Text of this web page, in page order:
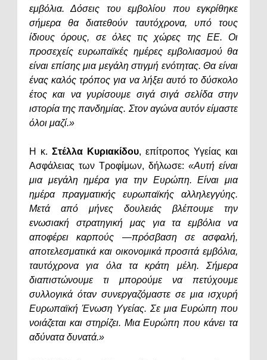
εμβόλια. Δόσεις του εμβολίου που εγκρίθηκε
σήμερα θα διατεθούν ταυτόχρονα, υπό τους
ίδιους όρους, σε όλες τις χώρες της ΕΕ. Οι
προσεχείς ευρωπαϊκές ημέρες εμβολιασμού θα
είναι επίσης μια μεγάλη στιγμή ενότητας. Θα είναι
ένας καλός τρόπος για να λήξει αυτό το δύσκολο
έτος και να γυρίσουμε σιγά σιγά σελίδα στην
ιστορία της πανδημίας. Στον αγώνα αυτόν είμαστε
όλοι μαζί.»
Η κ. Στέλλα Κυριακίδου, επίτροπος Υγείας και
Ασφάλειας των Τροφίμων, δήλωσε: «Αυτή είναι
μια μεγάλη ημέρα για την Ευρώπη. Είναι μια
ημέρα πραγματικής ευρωπαϊκής αλληλεγγύης.
Μετά από μήνες δουλειάς βλέπουμε την
ενωσιακή στρατηγική μας για τα εμβόλια να
αποφέρει καρπούς ―πρόσβαση σε ασφαλή,
αποτελεσματικά και οικονομικά προσιτά εμβόλια,
ταυτόχρονα για όλα τα κράτη μέλη. Σήμερα
διαπιστώνουμε τι μπορούμε να πετύχουμε
συλλογικά όταν συνεργαζόμαστε σε μια ισχυρή
Ευρωπαϊκή Ένωση Υγείας. Σε μια Ευρώπη που
νοιάζεται και στηρίζει. Μια Ευρώπη που κάνει τα
αδύνατα δυνατά.»